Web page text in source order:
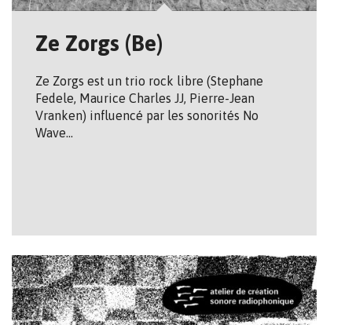
Ze Zorgs (Be)
Ze Zorgs est un trio rock libre (Stephane
Fedele, Maurice Charles JJ, Pierre-Jean
Vranken) influencé par les sonorités No
Wave…